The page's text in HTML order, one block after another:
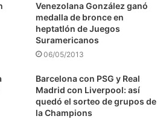
Venezolana González ganó
medalla de bronce en
heptatlón de Juegos
Suramericanos
06/05/2013
Barcelona con PSG y Real
Madrid con Liverpool: así
quedó el sorteo de grupos de
la Champions